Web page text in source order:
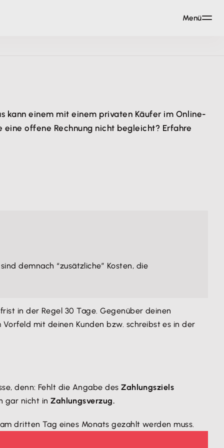
kann einem mit einem privaten Käufer im Online-
offene Rechnung nicht begleicht? Erfahre
demnach “zusätzliche” Kosten, die
in der Regel 30 Tage. Gegenüber deinen
mit deinen Kunden bzw. schreibst es in der
denn: Fehlt die Angabe desZahlungsziels
gar nicht inZahlungsverzug.
dritten Tag eines Monats gezahlt werden muss.
Menü